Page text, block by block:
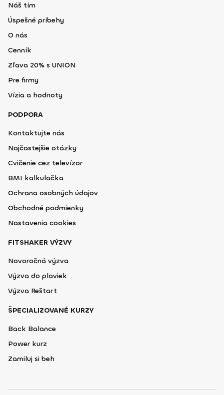
Náš tím
Úspešné príbehy
O nás
Cenník
Zľava 20% s UNION
Pre firmy
Vízia a hodnoty
PODPORA
Kontaktujte nás
Najčastejšie otázky
Cvičenie cez televízor
BMI kalkulačka
Ochrana osobných údajov
Obchodné podmienky
Nastavenia cookies
FITSHAKER VÝZVY
Novoročná výzva
Výzva do plaviek
Výzva Reštart
ŠPECIALIZOVANÉ KURZY
Back Balance
Power kurz
Zamiluj si beh